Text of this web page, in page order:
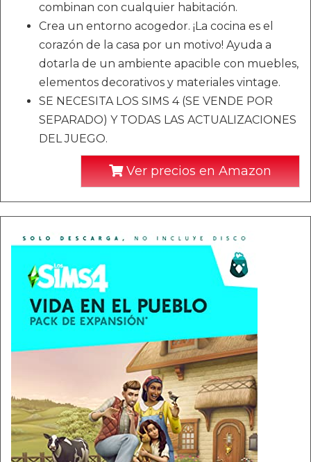
combinan con cualquier habitación.
Crea un entorno acogedor. ¡La cocina es el
corazón de la casa por un motivo! Ayuda a
dotarla de un ambiente apacible con muebles,
elementos decorativos y materiales vintage.
SE NECESITA LOS SIMS 4 (SE VENDE POR
SEPARADO) Y TODAS LAS ACTUALIZACIONES
DEL JUEGO.
Ver precios en Amazon